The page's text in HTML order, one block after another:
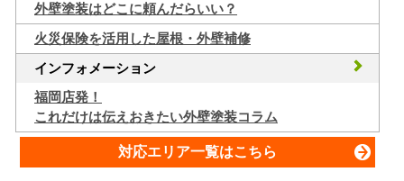
外壁塗装はどこに頼んだらいい？
火災保険を活用した屋根・外壁補修
インフォメーション
福岡店発！
これだけは伝えおきたい外壁塗装コラム
対応エリア一覧はこちら